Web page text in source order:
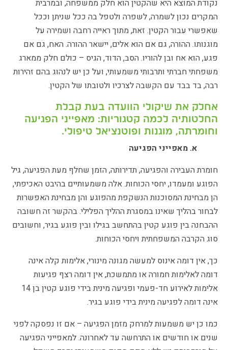
נקודת המוצא היא שהקטין הוא חלק ממשפחה, ובמרבית
המקרים נכון לשמרה, לשפרה ולטפל בה ככל שניתן וככל
שאפשרי עבור הקטין. זאת, מתוך ראייה רחבה ושמירה על
מוגנותו. ההורה, גם אם הוא אלים, יישאר ההורה. האח, גם אם
פגע, הוא אח ובן להוריו. הסב, הדוד, הגיס – כולם חלק ממארג
משפחתי חברתי ותרבותי משמעותי, ועל כן יש לנהוג בהם זהירות
רבה, בד בבד עם הקשבה לצרכיו ולטובתו של הקטין.
אחלק את שיקולי הוועדה בעת קבלת
החלטותיה לכמה קטגוריות: מאפייני הפגיעה
וחומרתה, מוגנות ופוטנציאל טיפולי.
א. מאפייני הפגיעה
חומרת העבירה והפגיעה, תדירותה, הזמן שחלף מעת הפגיעה, גיל
הפוגע ומעמדו, יחסי הכוחות. אלה משמעותיים בהיבט האכיפתי,
הן מבחינת המסוכנות הנשקפת מהפוגע והן מבחינת האפשרות
לבחור בהליך שאינו במסגרת ההליך הפלילי. בהקשר זה חשובה
ההבחנה בין פוגע קטין בהתחשב בגילו ובין פוגע בגיר, וחשובים
סוג הקרבה המשפחתית ויחסי הכוחות.
כך, אין דומה אינוס למעשה מגונה מינורי, אלימות קלה אינה
דומה לאלימות חמורה או מתמשכת, אין דומה רצף פגיעות
אלימות לאירוע חד-פעמי ופגיעה מינית בידי פוגע קטין בן 14
אינה דומה לפגיעה מינית בידי פוגע בגיר.
כמו כן יש משמעות למרחק מזמן הפגיעה – אם זו נפסקה לפני
שנים או חודשים או התרחשה עד לאחרונה. למאפייני הפגיעה